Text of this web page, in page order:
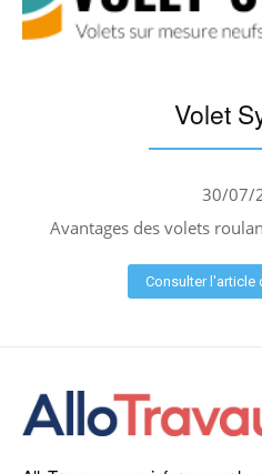
Volet
30/07/
Avantages des volets
Consulter l'article